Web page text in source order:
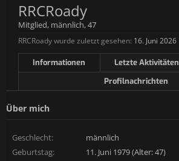
RRCRoady
Mitglied, männlich, 47
RRCRoady wurde zuletzt gesehen: 16. Juni 2026
Informationen Letzte Aktivitäten
Profilnachrichten
Über mich
Geschlecht:
männlich
Geburtstag:
11. Juni 1979 (Alter: 47)